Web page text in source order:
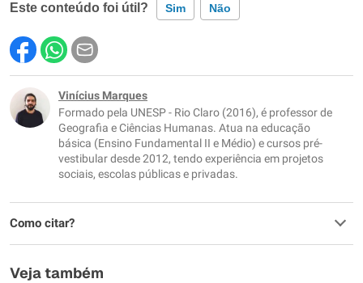
Este conteúdo foi útil? Sim Não
Este conteúdo contém informação incorreta
Este conteúdo não tem a informação que procuro
Outro
Vinícius Marques
Formado pela UNESP - Rio Claro (2016), é professor de
Geografia e Ciências Humanas. Atua na educação
básica (Ensino Fundamental II e Médio) e cursos pré-
vestibular desde 2012, tendo experiência em projetos
sociais, escolas públicas e privadas.
Como citar?
Veja também